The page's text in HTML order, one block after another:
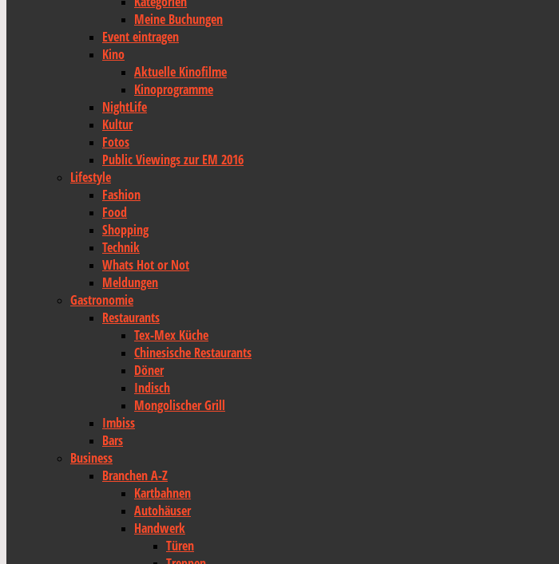
Meine Buchungen
Event eintragen
Kino
Aktuelle Kinofilme
Kinoprogramme
NightLife
Kultur
Fotos
Public Viewings zur EM 2016
Lifestyle
Fashion
Food
Shopping
Technik
Whats Hot or Not
Meldungen
Gastronomie
Restaurants
Tex-Mex Küche
Chinesische Restaurants
Döner
Indisch
Mongolischer Grill
Imbiss
Bars
Business
Branchen A-Z
Kartbahnen
Autohäuser
Handwerk
Türen